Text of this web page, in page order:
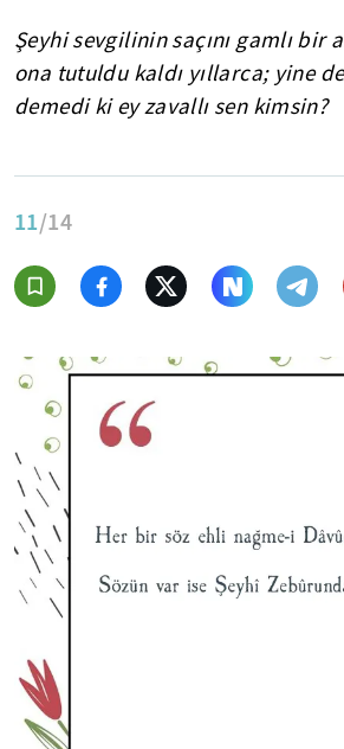
Şeyhi sevgilinin saçını gamlı bir
ona tutuldu kaldı yıllarca; yine
demedi ki ey zavallı sen kimsin?
11/14